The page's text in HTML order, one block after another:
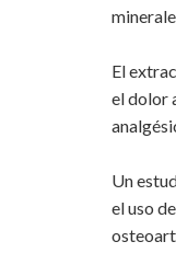
El
el dolor
Un
el uso